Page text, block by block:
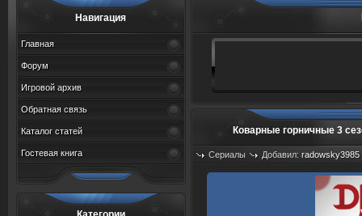
Навигация
Главная
Форум
Игровой архив
Обратная связь
Каталог статей
Гостевая книга
Коварные горничные 3
Сериалы Добавил: radowsky3985
Просмотров: 486